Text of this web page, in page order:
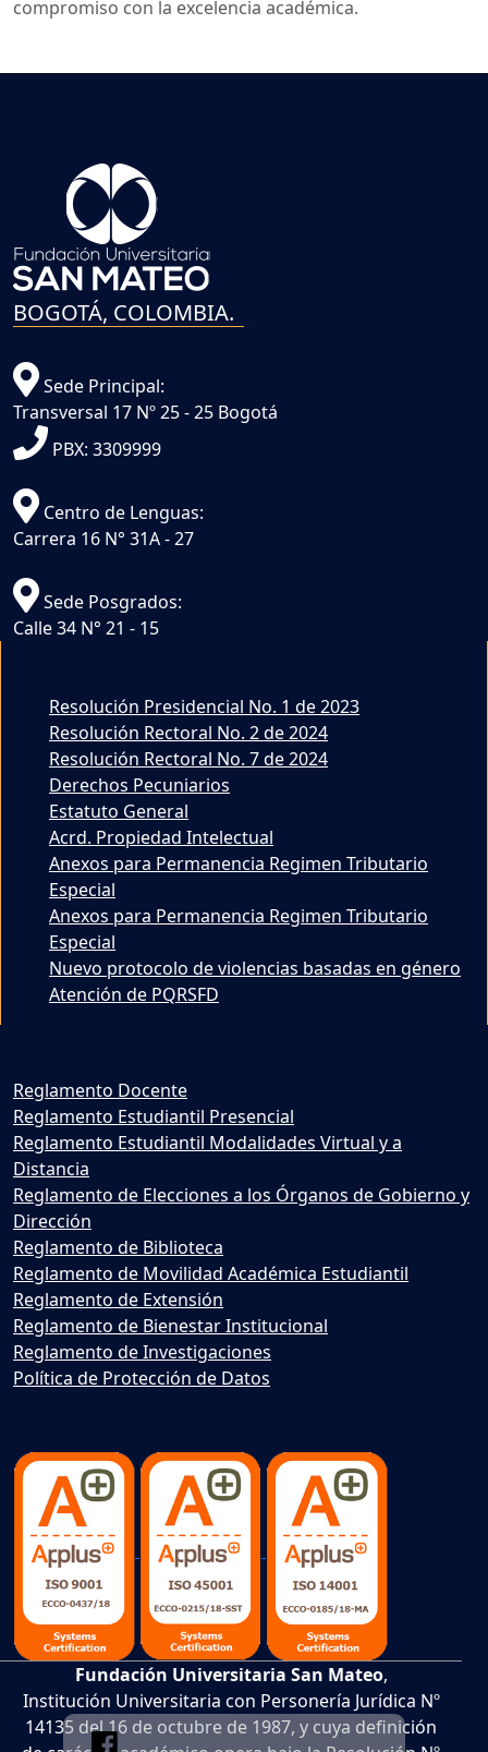
compromiso con la excelencia académica.
BOGOTÁ, COLOMBIA.
Sede Principal:
Transversal 17 Nº 25 - 25 Bogotá
PBX: 3309999
Centro de Lenguas:
Carrera 16 N° 31A - 27
Sede Posgrados:
Calle 34 N° 21 - 15
Resolución Presidencial No. 1 de 2023
Resolución Rectoral No. 2 de 2024
Resolución Rectoral No. 7 de 2024
Derechos Pecuniarios
Estatuto General
Acrd. Propiedad Intelectual
Anexos para Permanencia Regimen Tributario
Especial
Anexos para Permanencia Regimen Tributario
Especial
Nuevo protocolo de violencias basadas en género
Atención de PQRSFD
Reglamento Docente
Reglamento Estudiantil Presencial
Reglamento Estudiantil Modalidades Virtual y a
Distancia
Reglamento de Elecciones a los Órganos de Gobierno y
Dirección
Reglamento de Biblioteca
Reglamento de Movilidad Académica Estudiantil
Reglamento de Extensión
Reglamento de Bienestar Institucional
Reglamento de Investigaciones
Política de Protección de Datos
Fundación Universitaria San Mateo,
Institución Universitaria con Personería Jurídica Nº
14135 del 16 de octubre de 1987, y cuya definición